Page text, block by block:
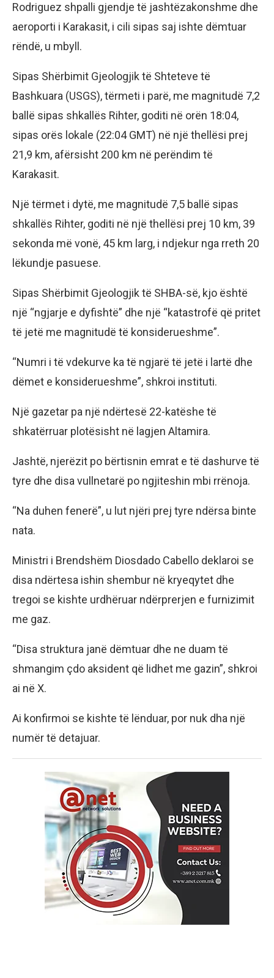
Rodriguez shpalli gjendje të jashtëzakonshme dhe
aeroporti i Karakasit, i cili sipas saj ishte dëmtuar
rëndë, u mbyll.
Sipas Shërbimit Gjeologjik të Shteteve të
Bashkuara (USGS), tërmeti i parë, me magnitudë 7,2
ballë sipas shkallës Rihter, goditi në orën 18:04,
sipas orës lokale (22:04 GMT) në një thellësi prej
21,9 km, afërsisht 200 km në perëndim të
Karakasit.
Një tërmet i dytë, me magnitudë 7,5 ballë sipas
shkallës Rihter, goditi në një thellësi prej 10 km, 39
sekonda më vonë, 45 km larg, i ndjekur nga rreth 20
lëkundje pasuese.
Sipas Shërbimit Gjeologjik të SHBA-së, kjo është
një “ngjarje e dyfishtë” dhe një “katastrofë që pritet
të jetë me magnitudë të konsiderueshme”.
“Numri i të vdekurve ka të ngjarë të jetë i lartë dhe
dëmet e konsiderueshme”, shkroi instituti.
Një gazetar pa një ndërtesë 22-katëshe të
shkatërruar plotësisht në lagjen Altamira.
Jashtë, njerëzit po bërtisnin emrat e të dashurve të
tyre dhe disa vullnetarë po ngjiteshin mbi rrënoja.
“Na duhen fenerë”, u lut njëri prej tyre ndërsa binte
nata.
Ministri i Brendshëm Diosdado Cabello deklaroi se
disa ndërtesa ishin shembur në kryeqytet dhe
tregoi se kishte urdhëruar ndërprerjen e furnizimit
me gaz.
“Disa struktura janë dëmtuar dhe ne duam të
shmangim çdo aksident që lidhet me gazin”, shkroi
ai në X.
Ai konfirmoi se kishte të lënduar, por nuk dha një
numër të detajuar.